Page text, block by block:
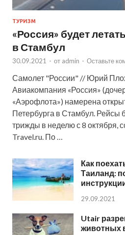
ТУРИЗМ
«Россия» будет
в Стамбул
30.09.2021 - от admin - Оставьте
Самолет "России" // Юрий
Авиакомпания «Россия»
«Аэрофлота») намерена
Петербурга в Стамбул. Рейсы
трижды в неделю с 8 октября,
Travel.ru. По …
Как
Таиланд:
29.09.2021
Utair
животных